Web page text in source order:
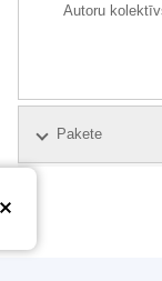
Pakete
Autoru